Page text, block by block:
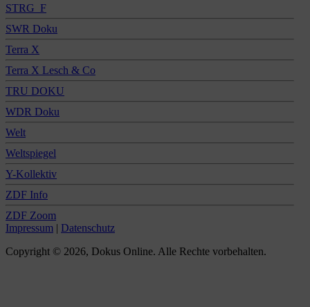
STRG_F
SWR Doku
Terra X
Terra X Lesch & Co
TRU DOKU
WDR Doku
Welt
Weltspiegel
Y-Kollektiv
ZDF Info
ZDF Zoom
Impressum | Datenschutz
Copyright © 2026, Dokus Online. Alle Rechte vorbehalten.